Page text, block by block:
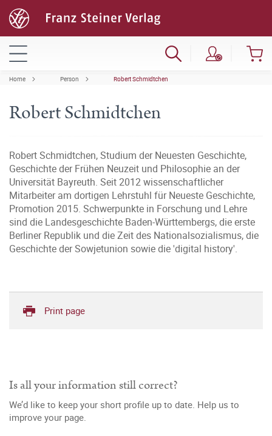
Home Person Robert Schmidtchen
Robert Schmidtchen
Robert Schmidtchen, Studium der Neuesten Geschichte,
Geschichte der Frühen Neuzeit und Philosophie an der
Universität Bayreuth. Seit 2012 wissenschaftlicher
Mitarbeiter am dortigen Lehrstuhl für Neueste Geschichte,
Promotion 2015. Schwerpunkte in Forschung und Lehre
sind die Landesgeschichte Baden-Württembergs, die erste
Berliner Republik und die Zeit des Nationalsozialismus, die
Geschichte der Sowjetunion sowie die 'digital history'.
Print page
Is all your information still correct?
We’d like to keep your short profile up to date. Help us to
improve your page.